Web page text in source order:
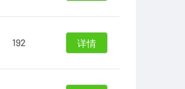
192 详情